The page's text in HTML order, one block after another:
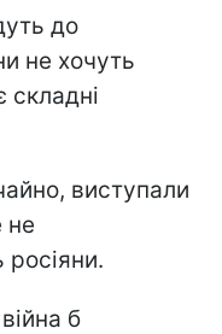
до
не хочуть
складні
виступали
не
б